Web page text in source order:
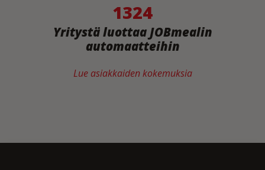
1324
Yritystä luottaa JOBmealin
automaatteihin
Lue asiakkaiden kokemuksia